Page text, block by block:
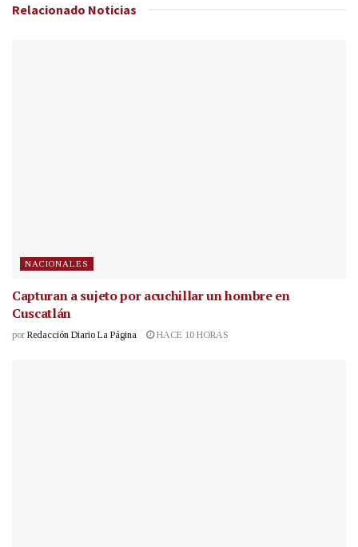
Relacionado Noticias
NACIONALES
Capturan a sujeto por acuchillar un hombre en
Cuscatlán
por Redacción Diario La Página HACE 10 HORAS